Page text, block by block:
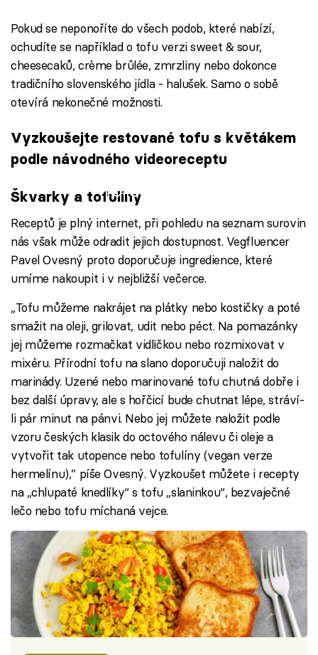
Pokud se neponoříte do všech podob, které nabízí,
ochudíte se například o tofu verzi sweet & sour,
cheesecaků, crème brûlée, zmrzliny nebo dokonce
tradičního slovenského jídla - halušek. Samo o sobě
otevírá nekonečné možnosti.
Vyzkoušejte restované tofu s květákem
podle návodného videoreceptu
Failed to fetch
Škvarky a tofulíny
Receptů je plný internet, při pohledu na seznam surovin
nás však může odradit jejich dostupnost. Vegfluencer
Pavel Ovesný proto doporučuje ingredience, které
umíme nakoupit i v nejbližší večerce.
„Tofu můžeme nakrájet na plátky nebo kostičky a poté
smažit na oleji, grilovat, udit nebo péct. Na pomazánky
jej můžeme rozmačkat vidličkou nebo rozmixovat v
mixéru. Přírodní tofu na slano doporučuji naložit do
marinády. Uzené nebo marinované tofu chutná dobře i
bez další úpravy, ale s hořčicí bude chutnat lépe, stráví-
li pár minut na pánvi. Nebo jej můžete naložit podle
vzoru českých klasik do octového nálevu či oleje a
vytvořit tak utopence nebo tofulíny (vegan verze
hermelínu),” píše Ovesný. Vyzkoušet můžete i recepty
na „chlupaté knedlíky“ s tofu „slaninkou“, bezvaječné
lečo nebo tofu míchaná vejce.